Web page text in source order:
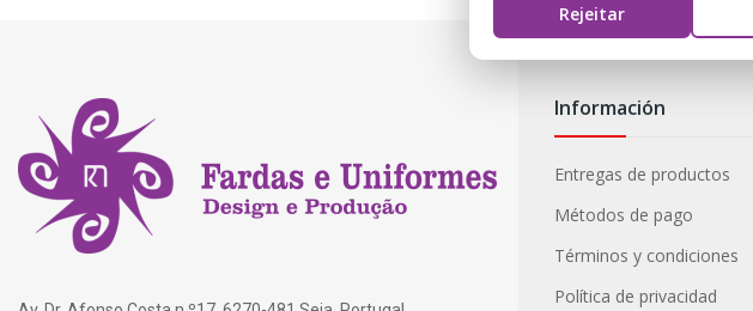
Información
Entregas de productos
Métodos de pago
Términos y condiciones
Política de privacidad
Rejeitar